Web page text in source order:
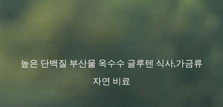
높은 단백질 부산물 옥수수 글루텐 식사,가금류
자연 비료